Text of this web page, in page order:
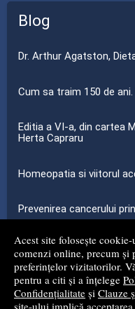
Acest site folosește
comenzi online, precum și
preferințelor vizitatorilor.
pentru a citi și a înțelege
Confidențialitate și Clauze
site-ului implică
Blog
Dr. Arthur Agatston,
Cum sa traim 150 de
Editia a VI-a, din cartea
Herta Capraru
Homeopatia si viitorul
Prevenirea cancerului
...toate știrile
© 2008 - 2026S.C.